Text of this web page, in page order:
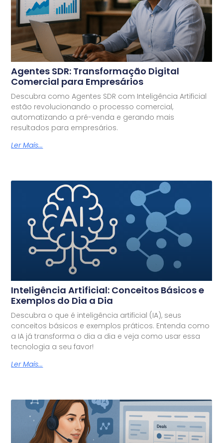
Agentes SDR: Transformação Digital
Comercial para Empresários
Descubra como Agentes SDR com Inteligência Artificial
estão revolucionando o processo comercial,
automatizando a pré-venda e gerando mais
resultados para empresários.
Ler Mais...
Inteligência Artificial: Conceitos Básicos e
Exemplos do Dia a Dia
Descubra o que é inteligência artificial (IA), seus
conceitos básicos e exemplos práticos. Entenda como
a IA já transforma o dia a dia e veja como usar essa
tecnologia a seu favor!
Ler Mais...